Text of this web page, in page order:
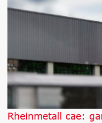
Rheinmetall cae: